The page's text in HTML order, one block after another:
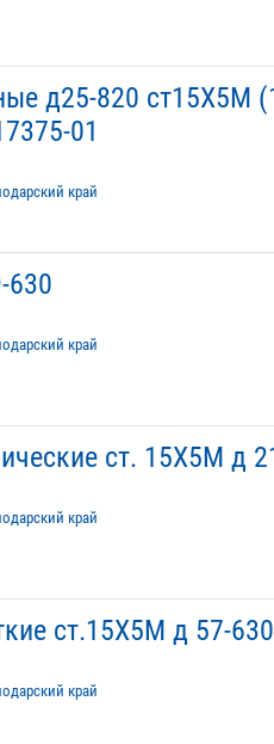
д25-820 ст15Х5М
01
край
630
край
ст. 15Х5М д
край
ст.15Х5М д 57-630
край